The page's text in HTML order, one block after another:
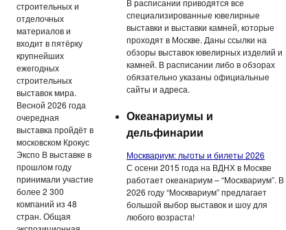
строительных и
отделочных
материалов и
входит в пятёрку
крупнейших
ежегодных
строительных
выставок мира.
Весной 2026 года
очередная
выставка пройдёт в
московском Крокус
Экспо В выставке в
прошлом году
принимали участие
более 2 300
компаний из 48
стран. Общая
В расписании приводятся все
специализированные ювелирные
выставки и выставки камней, которые
проходят в Москве. Даны ссылки на
обзоры выставок ювелирных изделий и
камней. В расписании либо в обзорах
обязательно указаны официальные
сайты и адреса.
Океанариумы и
дельфинарии
Москвариум: льготы и билеты 2026
С осени 2015 года на ВДНХ в Москве
работает океанариум – “Москвариум”. В
2026 году “Москвариум” предлагает
большой выбор выставок и шоу для
любого возраста!